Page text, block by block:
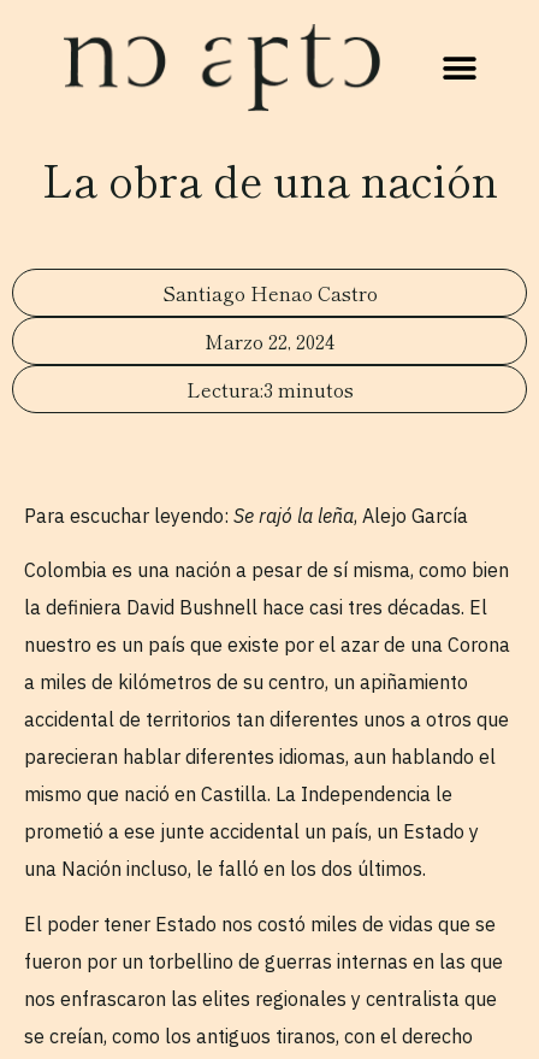
La obra de una nación
Santiago Henao Castro
Marzo 22, 2024
3 minutos
Para escuchar leyendo: Se rajó la leña, Alejo García
Colombia es una nación a pesar de sí misma, como bien
la definiera David Bushnell hace casi tres décadas. El
nuestro es un país que existe por el azar de una Corona
a miles de kilómetros de su centro, un apiñamiento
accidental de territorios tan diferentes unos a otros que
parecieran hablar diferentes idiomas, aun hablando el
mismo que nació en Castilla. La Independencia le
prometió a ese junte accidental un país, un Estado y
una Nación incluso, le falló en los dos últimos.
El poder tener Estado nos costó miles de vidas que se
fueron por un torbellino de guerras internas en las que
nos enfrascaron las elites regionales y centralista que
se creían, como los antiguos tiranos, con el derecho